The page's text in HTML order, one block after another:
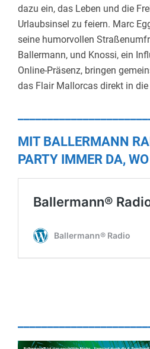
dazu ein, das Leben und die
Urlaubsinsel zu feiern. Marc
seine humorvollen
Ballermann, und Knossi, ein
Online-Präsenz, bringen
das Flair Mallorcas direkt in die
MIT BALLERMANN
PARTY IMMER DA,